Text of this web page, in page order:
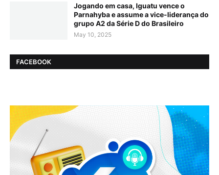
Jogando em casa, Iguatu vence o
Parnahyba e assume a vice-liderança do
grupo A2 da Série D do Brasileiro
May 10, 2025
FACEBOOK